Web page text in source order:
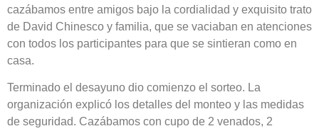
cazábamos entre amigos bajo la cordialidad y exquisito trato
de David Chinesco y familia, que se vaciaban en atenciones
con todos los participantes para que se sintieran como en
casa.
Terminado el desayuno dio comienzo el sorteo. La
organización explicó los detalles del monteo y las medidas
de seguridad. Cazábamos con cupo de 2 venados, 2